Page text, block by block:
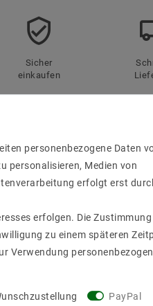
Sicher
einkaufen
Streifen hintereinander
für die Bestellung
sind möglich bis
personenbezogene Daten
personalisieren, Medien von
erfolgt erst
erfolgen. Die Zustimmung
zu einem späteren
Verwendung
PayPal